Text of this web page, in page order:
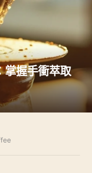
掌握手衝萃取